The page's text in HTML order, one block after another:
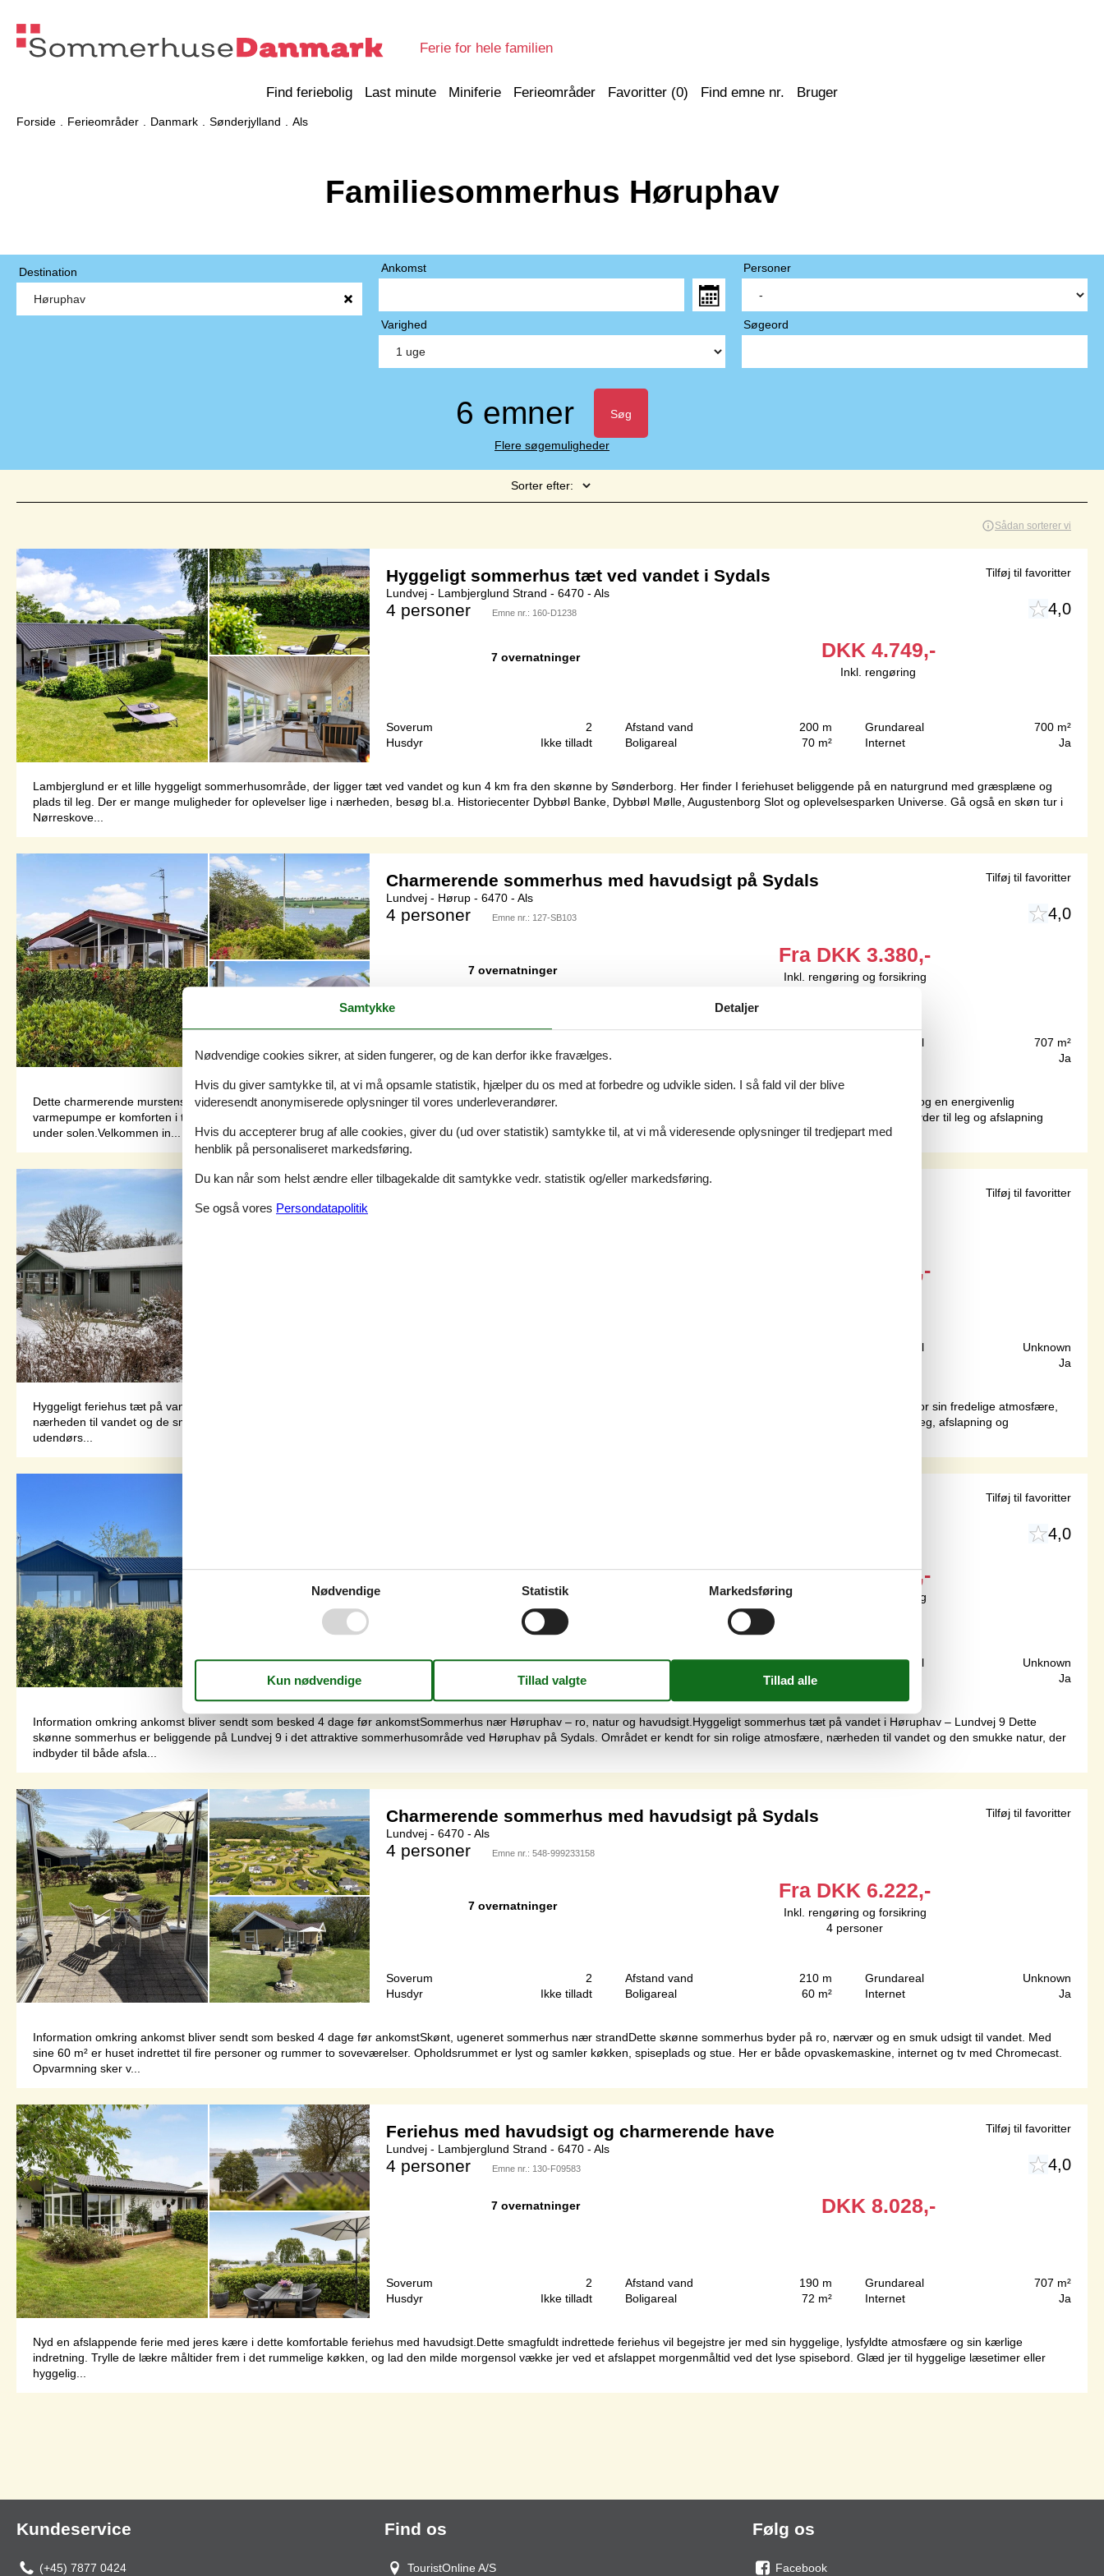
Ferie for hele familien
Find feriebolig Last minute Miniferie Ferieområder Favoritter (0) Find emne nr. Bruger
Forside Ferieområder Danmark Sønderjylland Als
Familiesommerhus Høruphav
Destination Ankomst
Varighed
Personer
Søgeord
6 emner Søg
Flere søgemuligheder
Sorter efter:
Sådan sorterer vi
Hyggeligt sommerhus tæt ved vandet i Sydals
Lundvej - Lambjerglund Strand - 6470 - Als
4 personer Emne nr.: 160-D1238 4,0
7 overnatninger DKK 4.749,-
Inkl. rengøring
Soverum
2
Husdyr
Ikke tilladt
Afstand vand
200 m
Boligareal
70 m²
Grundareal
700 m²
Internet
Ja
Lambjerglund er et lille hyggeligt sommerhusområde, der ligger tæt ved vandet og kun 4 km fra den skønne by Sønderborg. Her finder I feriehuset beliggende på en naturgrund med græsplæne og
plads til leg. Der er mange muligheder for oplevelser lige i nærheden, besøg bl.a. Historiecenter Dybbøl Banke, Dybbøl Mølle, Augustenborg Slot og oplevelsesparken Universe. Gå også en skøn tur i
Nørreskove...
Tilføj til favoritter
Charmerende sommerhus med havudsigt på Sydals
Lundvej - Hørup - 6470 - Als
4 personer Emne nr.: 127-SB103 4,0
7 overnatninger
Fra DKK 3.380,-
Inkl. rengøring og forsikring
Husdyr
Ikke tilladt
Grundareal
707 m²
Ja
Dette charmerende murstenssommerhus på Lundvej 74 inviterer dig til en afslappende ferie ved vandet. Med åben forbindelse fra køkken til stue, en hyggelig brændeovn og en energivenlig
varmepumpe er komforten i top. Fra den skønne træterrasse kan du nyde panoramaudsigten over vandet, mens haven, der omkranser huset som en hyggelig cirkel, indbyder til leg og afslapning
under solen.Velkommen in...
Tilføj til favoritter
3.884,-
Grundareal
Unknown
Ja
Hyggeligt feriehus tæt på vandet i Høruphav – Lundvej 9 Dette dejlige feriehus ligger på Lundvej 9 i det attraktive feriehusområde Høruphav på Sydals. Området er kendt for sin fredelige atmosfære,
nærheden til vandet og de smukke naturomgivelser, der indbyder til både afslapning og aktive ferieoplevelser. Feriehuset ligger på en dejlig grund med masser af plads til leg, afslapning og
udendørs...
Tilføj til favoritter
4,0
7 overnatninger
Fra DKK 4.462,-
Inkl. rengøring og forsikring
Soverum
2
Ikke tilladt
Afstand vand
150 m
50 m²
Grundareal
Unknown
Ja
Information omkring ankomst bliver sendt som besked 4 dage før ankomstSommerhus nær Høruphav – ro, natur og havudsigt.Hyggeligt sommerhus tæt på vandet i Høruphav – Lundvej 9 Dette
skønne sommerhus er beliggende på Lundvej 9 i det attraktive sommerhusområde ved Høruphav på Sydals. Området er kendt for sin rolige atmosfære, nærheden til vandet og den smukke natur, der
indbyder til både afsla...
Tilføj til favoritter
Charmerende sommerhus med havudsigt på Sydals
Lundvej - 6470 - Als
4 personer Emne nr.: 548-999233158
7 overnatninger
Fra DKK 6.222,-
Inkl. rengøring og forsikring
4 personer
Soverum
2
Husdyr
Ikke tilladt
Afstand vand
210 m
Boligareal
60 m²
Grundareal
Unknown
Internet
Ja
Information omkring ankomst bliver sendt som besked 4 dage før ankomstSkønt, ugeneret sommerhus nær strandDette skønne sommerhus byder på ro, nærvær og en smuk udsigt til vandet. Med
sine 60 m² er huset indrettet til fire personer og rummer to soveværelser. Opholdsrummet er lyst og samler køkken, spiseplads og stue. Her er både opvaskemaskine, internet og tv med Chromecast.
Opvarmning sker v...
Tilføj til favoritter
Feriehus med havudsigt og charmerende have
Lundvej - Lambjerglund Strand - 6470 - Als
4 personer Emne nr.: 130-F09583 4,0
7 overnatninger DKK 8.028,-
Soverum
2
Husdyr
Ikke tilladt
Afstand vand
190 m
Boligareal
72 m²
Grundareal
707 m²
Internet
Ja
Nyd en afslappende ferie med jeres kære i dette komfortable feriehus med havudsigt.Dette smagfuldt indrettede feriehus vil begejstre jer med sin hyggelige, lysfyldte atmosfære og sin kærlige
indretning. Trylle de lækre måltider frem i det rummelige køkken, og lad den milde morgensol vække jer ved et afslappet morgenmåltid ved det lyse spisebord. Glæd jer til hyggelige læsetimer eller
hyggelig...
Tilføj til favoritter
Kundeservice
(+45) 7877 0424
Find os
TouristOnline A/S
Følg os
Facebook
Samtykke Detaljer
Nødvendige cookies sikrer, at siden fungerer, og de kan derfor ikke fravælges.
Hvis du giver samtykke til, at vi må opsamle statistik, hjælper du os med at forbedre og udvikle siden. I så fald vil der blive
videresendt anonymiserede oplysninger til vores underleverandører.
Hvis du accepterer brug af alle cookies, giver du (ud over statistik) samtykke til, at vi må videresende oplysninger til tredjepart med
henblik på personaliseret markedsføring.
Du kan når som helst ændre eller tilbagekalde dit samtykke vedr. statistik og/eller markedsføring.
Se også vores Persondatapolitik
Nødvendige Statistik Markedsføring